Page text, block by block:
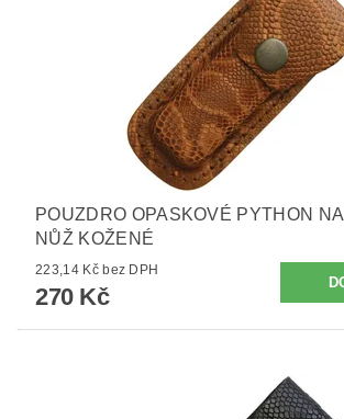
POUZDRO OPASKOVÉ PYTHON
NŮŽ KOŽENÉ
223,14 Kč bez DPH
270 Kč